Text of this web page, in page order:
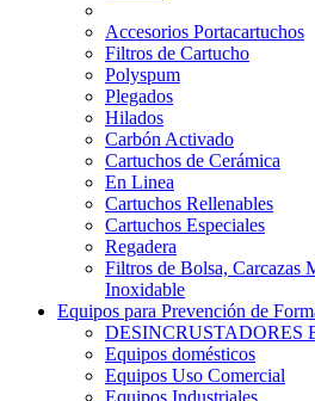
Accesorios Portacartuchos
Filtros de Cartucho
Polyspum
Plegados
Hilados
Carbón Activado
Cartuchos de Cerámica
En Linea
Cartuchos Rellenables
Cartuchos Especiales
Regadera
Filtros de Bolsa, Carcazas
Inoxidable
Equipos para Prevención de
DESINCRUSTADORES
Equipos domésticos
Equipos Uso Comercial
Equipos Industriales